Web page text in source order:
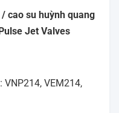
cao su huỳnh quang
Jet Valves
VEM214,